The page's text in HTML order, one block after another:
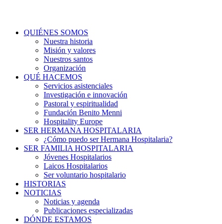
QUIÉNES SOMOS
Nuestra historia
Misión y valores
Nuestros santos
Organización
QUÉ HACEMOS
Servicios asistenciales
Investigación e innovación
Pastoral y espiritualidad
Fundación Benito Menni
Hospitality Europe
SER HERMANA HOSPITALARIA
¿Cómo puedo ser Hermana Hospitalaria?
SER FAMILIA HOSPITALARIA
Jóvenes Hospitalarios
Laicos Hospitalarios
Ser voluntario hospitalario
HISTORIAS
NOTICIAS
Noticias y agenda
Publicaciones especializadas
DÓNDE ESTAMOS